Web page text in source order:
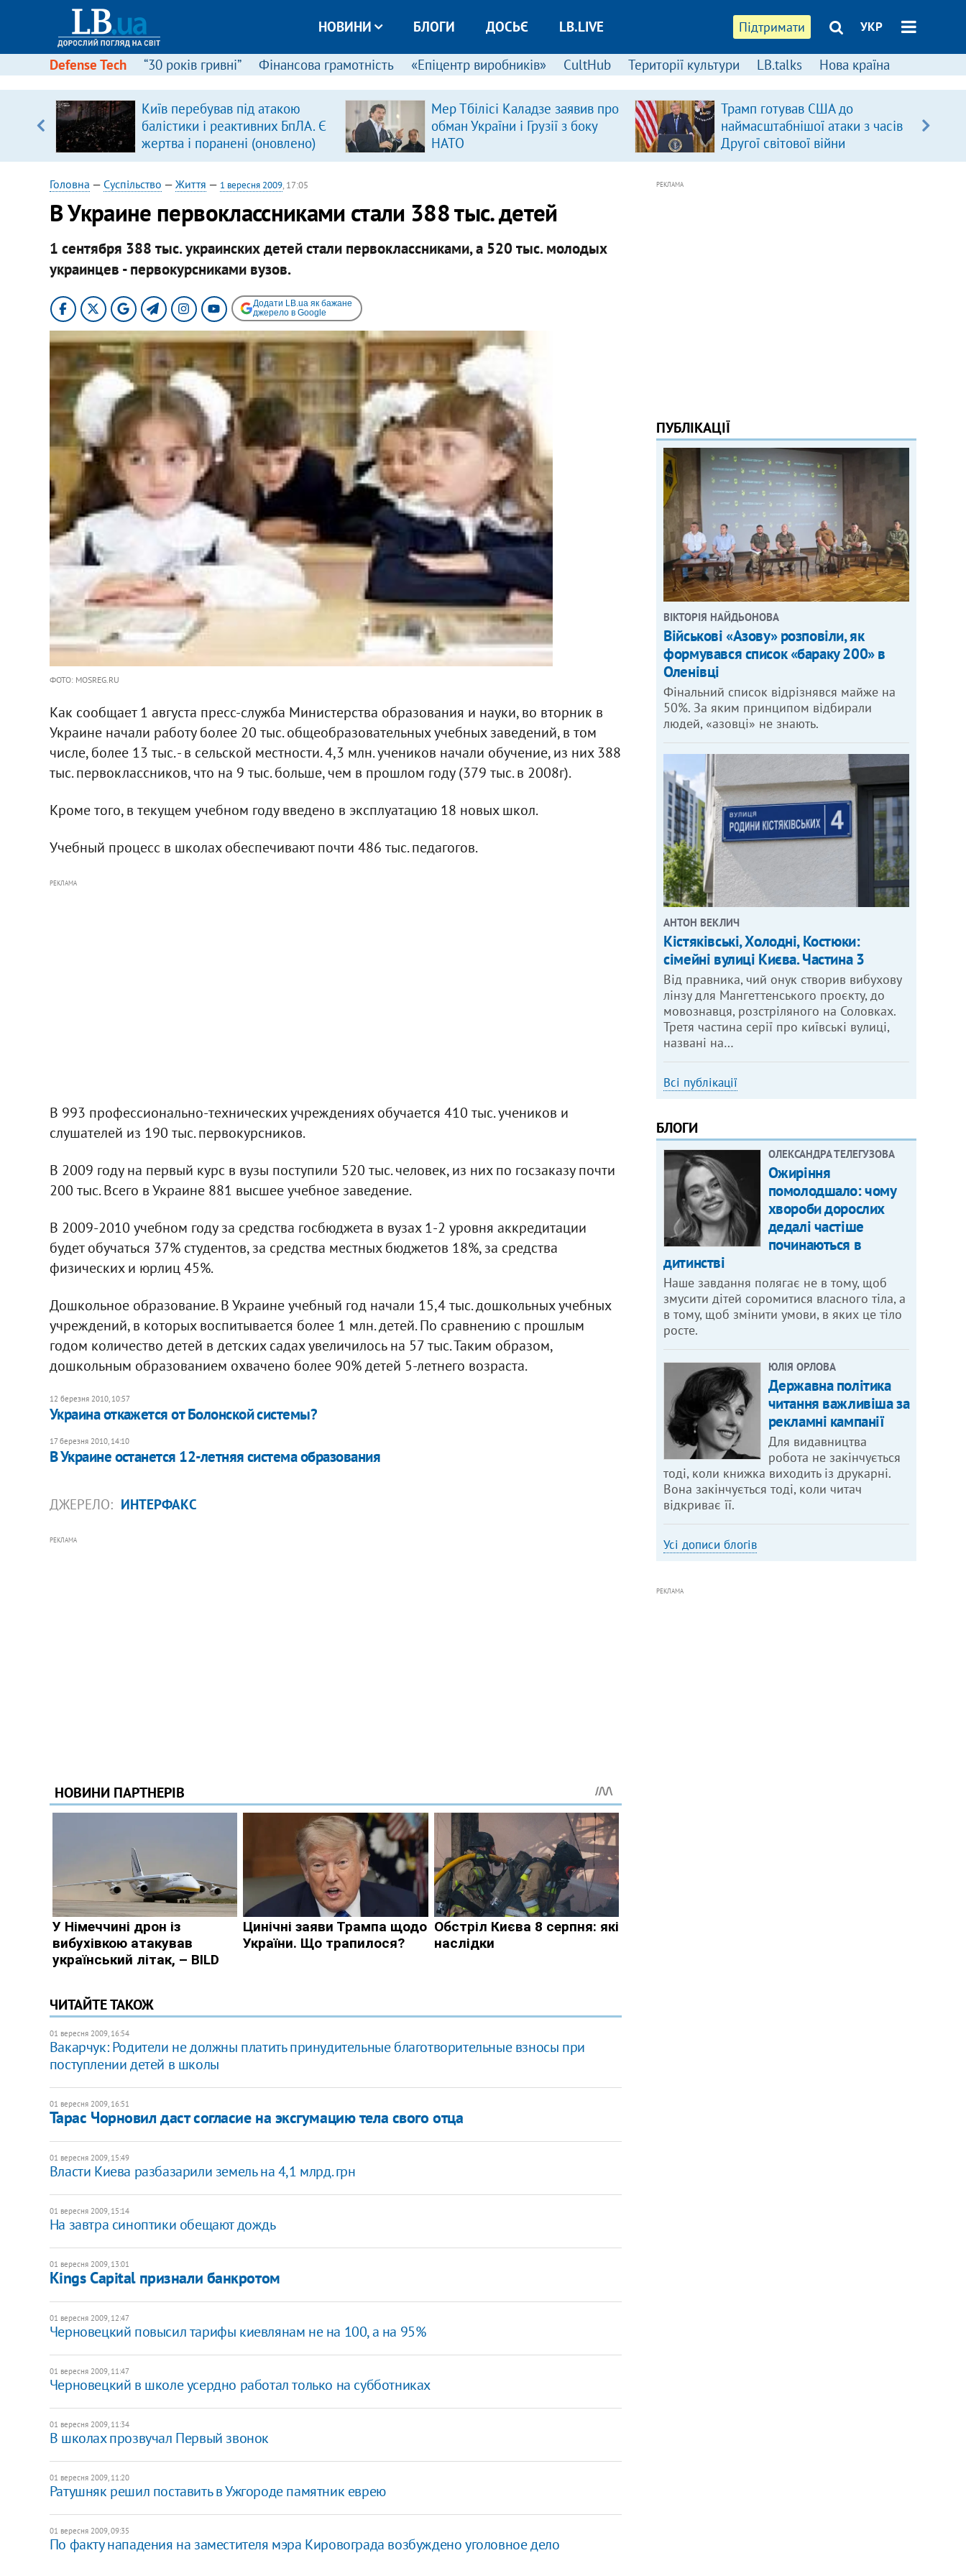
Підтримати УКР
НОВИНИ БЛОГИ ДОСЬЄ LB.LIVE
Defense Tech “30 років гривні” Фінансова грамотність «Епіцентр виробників» CultHub Території культури LB.talks Нова країна
Київ перебував під атакою
балістики і реактивних БпЛА. Є
жертва і поранені (оновлено)
Мер Тбілісі Каладзе заявив про
обман України і Грузії з боку
НАТО
Трамп готував США до
наймасштабнішої атаки з часів
Другої світової війни
Головна — Суспільство — Життя — 1 вересня 2009, 17:05
В Украине первоклассниками стали 388 тыс. детей
1 сентября 388 тыс. украинских детей стали первоклассниками, а 520 тыс. молодых
украинцев - первокурсниками вузов.
Додати LB.ua як бажане
джерело в Google
ФОТО: MOSREG.RU
Как сообщает 1 августа пресс-служба Министерства образования и науки, во вторник в
Украине начали работу более 20 тыс. общеобразовательных учебных заведений, в том
числе, более 13 тыс. - в сельской местности. 4,3 млн. учеников начали обучение, из них 388
тыс. первоклассников, что на 9 тыс. больше, чем в прошлом году (379 тыс. в 2008г).
Кроме того, в текущем учебном году введено в эксплуатацию 18 новых школ.
Учебный процесс в школах обеспечивают почти 486 тыс. педагогов.
РЕКЛАМА
В 993 профессионально-технических учреждениях обучается 410 тыс. учеников и
слушателей из 190 тыс. первокурсников.
В 2009 году на первый курс в вузы поступили 520 тыс. человек, из них по госзаказу почти
200 тыс. Всего в Украине 881 высшее учебное заведение.
В 2009-2010 учебном году за средства госбюджета в вузах 1-2 уровня аккредитации
будет обучаться 37% студентов, за средства местных бюджетов 18%, за средства
физических и юрлиц 45%.
Дошкольное образование. В Украине учебный год начали 15,4 тыс. дошкольных учебных
учреждений, в которых воспитывается более 1 млн. детей. По сравнению с прошлым
годом количество детей в детских садах увеличилось на 57 тыс. Таким образом,
дошкольным образованием охвачено более 90% детей 5-летнего возраста.
12 березня 2010, 10:57
Украина откажется от Болонской системы?
17 березня 2010, 14:10
В Украине останется 12-летняя система образования
ДЖЕРЕЛО: ИНТЕРФАКС
РЕКЛАМА
ЧИТАЙТЕ ТАКОЖ
01 вересня 2009, 16:54
Вакарчук: Родители не должны платить принудительные благотворительные взносы при
поступлении детей в школы
01 вересня 2009, 16:51
Тарас Чорновил даст согласие на эксгумацию тела свого отца
01 вересня 2009, 15:49
Власти Киева разбазарили земель на 4,1 млрд. грн
01 вересня 2009, 15:14
На завтра синоптики обещают дождь
01 вересня 2009, 13:01
Kings Capital признали банкротом
01 вересня 2009, 12:47
Черновецкий повысил тарифы киевлянам не на 100, а на 95%
01 вересня 2009, 11:47
Черновецкий в школе усердно работал только на субботниках
01 вересня 2009, 11:34
В школах прозвучал Первый звонок
01 вересня 2009, 11:20
Ратушняк решил поставить в Ужгороде памятник еврею
01 вересня 2009, 09:35
По факту нападения на заместителя мэра Кировограда возбуждено уголовное дело
РЕКЛАМА
ПУБЛІКАЦІЇ
ВІКТОРІЯ НАЙДЬОНОВА
Військові «Азову» розповіли, як
формувався список «бараку 200» в
Оленівці
Фінальний список відрізнявся майже на
50%. За яким принципом відбирали
людей, «азовці» не знають.
АНТОН ВЕКЛИЧ
Кістяківські, Холодні, Костюки:
сімейні вулиці Києва. Частина 3
Від правника, чий онук створив вибухову
лінзу для Мангеттенського проєкту, до
мовознавця, розстріляного на Соловках.
Третя частина серії про київські вулиці,
названі на…
Всі публікації
БЛОГИ
ОЛЕКСАНДРА ТЕЛЕГУЗОВА
Ожиріння
помолодшало: чому
хвороби дорослих
дедалі частіше
починаються в
дитинстві
Наше завдання полягає не в тому, щоб
змусити дітей соромитися власного тіла, а
в тому, щоб змінити умови, в яких це тіло
росте.
ЮЛІЯ ОРЛОВА
Державна політика
читання важливіша за
рекламні кампанії
Для видавництва
робота не закінчується
тоді, коли книжка виходить із друкарні.
Вона закінчується тоді, коли читач
відкриває її.
Усі дописи блогів
РЕКЛАМА